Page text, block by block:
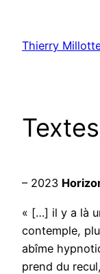
contenu
Thierry
Textes
– 2023
« […] il y a là
contemple,
abîme
prend du